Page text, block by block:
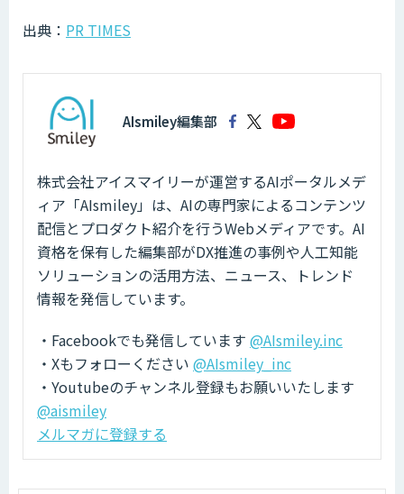
出典： PR TIMES
AIsmiley編集部
株式会社アイスマイリーが運営するAIポータルメデ
ィア「AIsmiley」は、AIの専門家によるコンテンツ
配信とプロダクト紹介を行うWebメディアです。AI
資格を保有した編集部がDX推進の事例や人工知能
ソリューションの活用方法、ニュース、トレンド
情報を発信しています。
・Facebookでも発信しています @AIsmiley.inc
・Xもフォローください @AIsmiley_inc
・Youtubeのチャンネル登録もお願いいたします
@aismiley
メルマガに登録する